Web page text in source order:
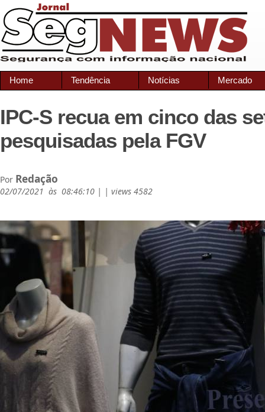
Home Tendência Notícias Mercado
IPC-S recua em cinco das
pesquisadas pela FGV
Por Redação
02/07/2021 às 08:46:10 | | views 4582